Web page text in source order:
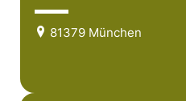
81379 München